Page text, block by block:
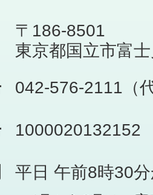
〒186-8501
東京都国立市富
042-576-2111（
1000020132152
平日 午前8時30